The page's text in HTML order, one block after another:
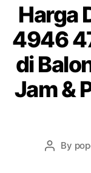
Harga
4946
di
Jam &
By